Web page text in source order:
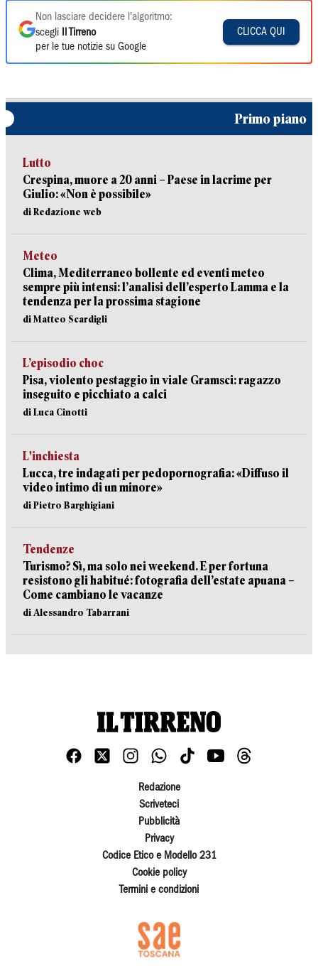
Non lasciare decidere l'algoritmo:
scegli
Il Tirreno
per le tue notizie su Google
CLICCA QUI
Primo piano
Lutto
Crespina, muore a 20 anni – Paese in lacrime per
Giulio: «Non è possibile»
di Redazione web
Meteo
Clima, Mediterraneo bollente ed eventi meteo
sempre più intensi: l’analisi dell’esperto Lamma e la
tendenza per la prossima stagione
di Matteo Scardigli
L’episodio choc
Pisa, violento pestaggio in viale Gramsci: ragazzo
inseguito e picchiato a calci
di Luca Cinotti
L'inchiesta
Lucca, tre indagati per pedopornografia: «Diffuso il
video intimo di un minore»
di Pietro Barghigiani
Tendenze
Turismo? Sì, ma solo nei weekend. E per fortuna
resistono gli habitué: fotografia dell’estate apuana –
Come cambiano le vacanze
di Alessandro Tabarrani
Redazione
Scriveteci
Pubblicità
Privacy
Codice Etico e Modello 231
Cookie policy
Termini e condizioni